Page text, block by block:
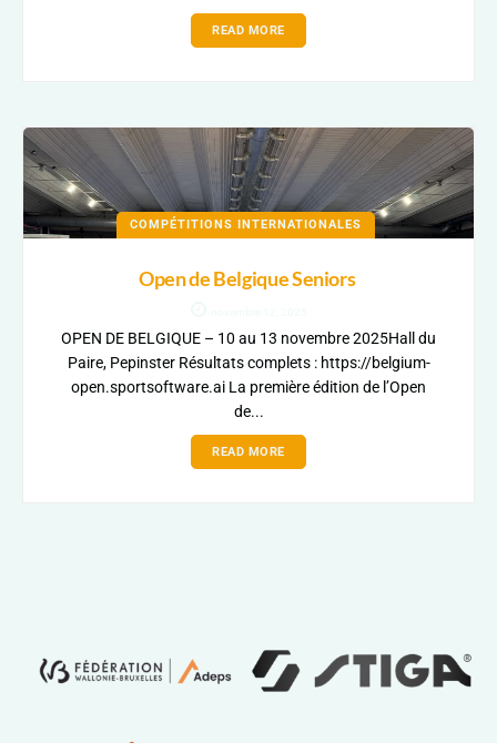
READ MORE
COMPÉTITIONS INTERNATIONALES
Open de Belgique Seniors
OPEN DE BELGIQUE – 10 au 13 novembre 2025Hall du
Paire, Pepinster Résultats complets : https://belgium-
open.sportsoftware.ai La première édition de l’Open
de...
READ MORE